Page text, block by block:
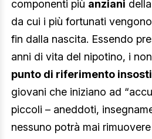
componenti più anziani
da cui i più fortunati
fin dalla nascita. Essendo
anni di vita del nipotino, i
punto di riferimento
giovani che iniziano ad
piccoli – aneddoti,
nessuno potrà mai